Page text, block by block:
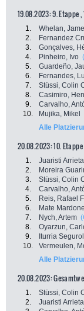
19.08.2023: 9. Etappe ,
1. Whelan,
2.
Fernandez
3.
Gonçalves,
4.
Pinheiro, Ivo
5.
Guardeño,
6.
Fernandes,
7.
Stüssi, Colin
8.
Casimiro,
9.
Carvalho,
10.
Mujika, Mikel
Alle
20.08.2023: 10. Etappe
1. Juaristi
2.
Moreira
3.
Stüssi, Colin
4.
Carvalho,
5.
Reis, Rafael
6.
Mate
7.
Nych, Artem
8.
Oyarzun,
9.
Iturria
10.
Vermeulen,
Alle
20.08.2023:
1. Stüssi, Colin
2.
Juaristi